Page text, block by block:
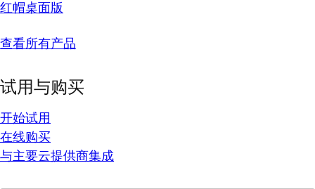
红帽桌面版
查看所有产品
试用与购买
开始试用
在线购买
与主要云提供商集成